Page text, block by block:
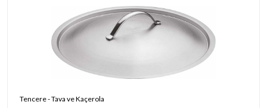
Tencere - Tava ve Kaçerola